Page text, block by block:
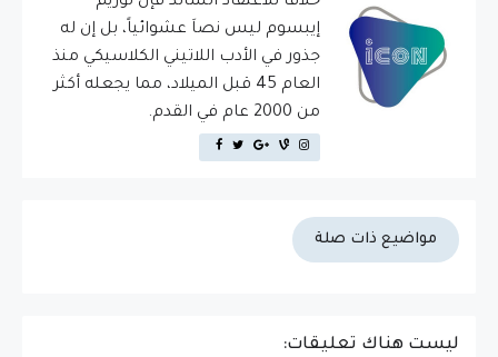
إيبسوم ليس نصاَ عشوائياً، بل إن له
جذور في الأدب اللاتيني الكلاسيكي منذ
العام 45 قبل الميلاد، مما يجعله أكثر
من 2000 عام في القدم.
مواضيع ذات صلة
ليست هناك تعليقات: